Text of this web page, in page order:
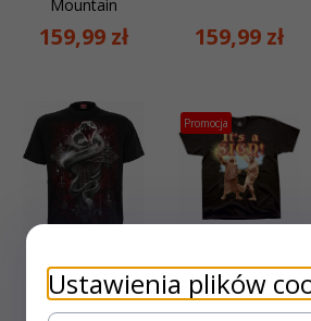
Mountain
159,99 zł 159,99 zł
Koszulka z
wężem Ghotic
Serpent - Spiral
Promocja
Shoe Is The Sign
- Liquid Blue
Ustawienia plików